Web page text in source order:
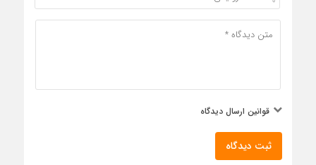
قوانین ارسال دیدگاه
ثبت دیدگاه